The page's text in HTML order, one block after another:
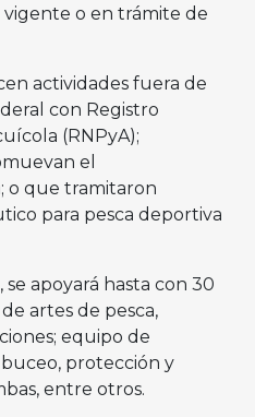
o en trámite de
actividades fuera de
con Registro
(RNPyA);
el
o que tramitaron
para pesca deportiva
se apoyará hasta con 30
artes de pesca,
equipo de
protección y
entre otros.